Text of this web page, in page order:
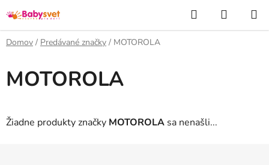
na
obsah
Hľadať
KOŠÍK
Domov / Predávané značky / MOTOROLA
MOTOROLA
Žiadne produkty značky MOTOROLA sa nenašli...